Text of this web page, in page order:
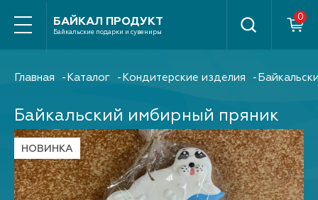
БАЙКАЛ ПРОДУКТ
Байкальские подарки и сувениры
Найти
Главная Каталог Кондитерские изделия
НОВИНКА
Байкальский имбирный пряник